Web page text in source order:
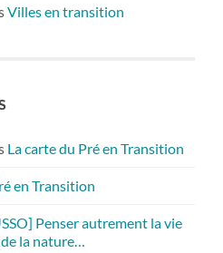
Villes en transition
La carte du Pré en Transition
en Transition
Penser autrement la vie
de la nature…